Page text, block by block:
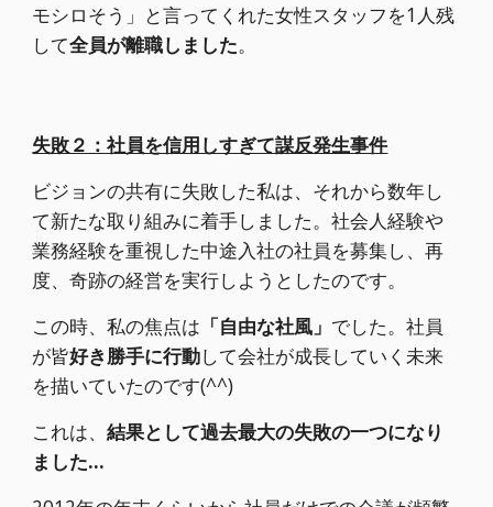
モシロそう」と言ってくれた女性スタッフを1人残
して全員が離職しました。
失敗２：社員を信用しすぎて謀反発生事件
ビジョンの共有に失敗した私は、それから数年し
て新たな取り組みに着手しました。社会人経験や
業務経験を重視した中途入社の社員を募集し、再
度、奇跡の経営を実行しようとしたのです。
この時、私の焦点は 「自由な社風」 でした。社員
が皆好き勝手に行動して会社が成長していく未来
を描いていたのです(^^)
これは、結果として過去最大の失敗の一つになり
ました…